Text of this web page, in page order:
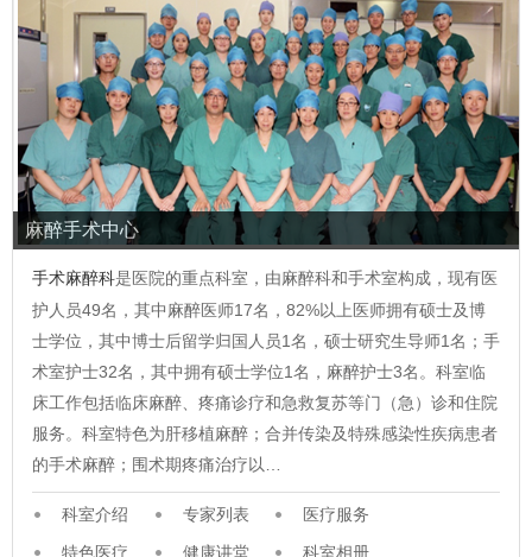
麻醉手术中心
手术麻醉科是医院的重点科室，由麻醉科和手术室构成，现有医
护人员49名，其中麻醉医师17名，82%以上医师拥有硕士及博
士学位，其中博士后留学归国人员1名，硕士研究生导师1名；手
术室护士32名，其中拥有硕士学位1名，麻醉护士3名。科室临
床工作包括临床麻醉、疼痛诊疗和急救复苏等门（急）诊和住院
服务。科室特色为肝移植麻醉；合并传染及特殊感染性疾病患者
的手术麻醉；围术期疼痛治疗以…
科室介绍 专家列表
医疗服务
特色医疗
健康讲堂 科室相册